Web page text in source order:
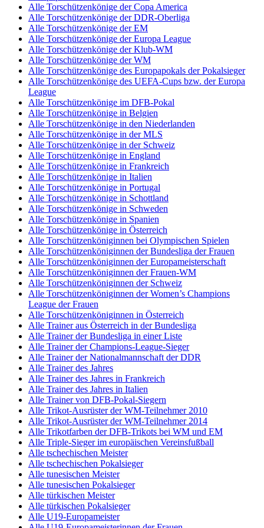
Alle Torschützenkönige der Copa America
Alle Torschützenkönige der DDR-Oberliga
Alle Torschützenkönige der EM
Alle Torschützenkönige der Europa League
Alle Torschützenkönige der Klub-WM
Alle Torschützenkönige der WM
Alle Torschützenkönige des Europapokals der Pokalsieger
Alle Torschützenkönige des UEFA-Cups bzw. der Europa
League
Alle Torschützenkönige im DFB-Pokal
Alle Torschützenkönige in Belgien
Alle Torschützenkönige in den Niederlanden
Alle Torschützenkönige in der MLS
Alle Torschützenkönige in der Schweiz
Alle Torschützenkönige in England
Alle Torschützenkönige in Frankreich
Alle Torschützenkönige in Italien
Alle Torschützenkönige in Portugal
Alle Torschützenkönige in Schottland
Alle Torschützenkönige in Schweden
Alle Torschützenkönige in Spanien
Alle Torschützenkönige in Österreich
Alle Torschützenköniginnen bei Olympischen Spielen
Alle Torschützenköniginnen der Bundesliga der Frauen
Alle Torschützenköniginnen der Europameisterschaft
Alle Torschützenköniginnen der Frauen-WM
Alle Torschützenköniginnen der Schweiz
Alle Torschützenköniginnen der Women’s Champions
League der Frauen
Alle Torschützenköniginnen in Österreich
Alle Trainer aus Österreich in der Bundesliga
Alle Trainer der Bundesliga in einer Liste
Alle Trainer der Champions-League-Sieger
Alle Trainer der Nationalmannschaft der DDR
Alle Trainer des Jahres
Alle Trainer des Jahres in Frankreich
Alle Trainer des Jahres in Italien
Alle Trainer von DFB-Pokal-Siegern
Alle Trikot-Ausrüster der WM-Teilnehmer 2010
Alle Trikot-Ausrüster der WM-Teilnehmer 2014
Alle Trikotfarben der DFB-Trikots bei WM und EM
Alle Triple-Sieger im europäischen Vereinsfußball
Alle tschechischen Meister
Alle tschechischen Pokalsieger
Alle tunesischen Meister
Alle tunesischen Pokalsieger
Alle türkischen Meister
Alle türkischen Pokalsieger
Alle U19-Europameister